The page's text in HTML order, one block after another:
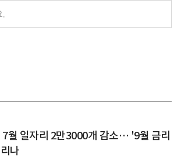
7월 일자리 2만3000개 감소… '9월 금리
나